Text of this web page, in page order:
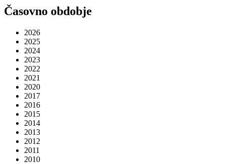
Časovno obdobje
2026
2025
2024
2023
2022
2021
2020
2017
2016
2015
2014
2013
2012
2011
2010